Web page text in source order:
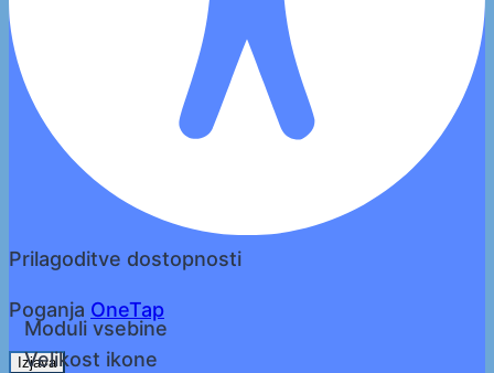
Prilagoditve dostopnosti
Poganja OneTap
Izjava
Moduli vsebine
Velikost ikone